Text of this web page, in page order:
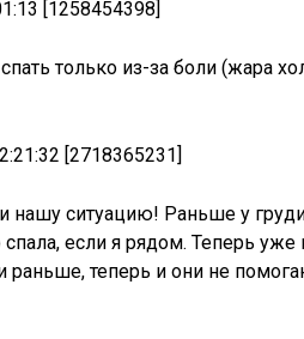
[1258454398]
только из-за боли (жара
[2718365231]
ситуацию! Раньше у груди
спала, если я рядом. Теперь уже
раньше, теперь и они не